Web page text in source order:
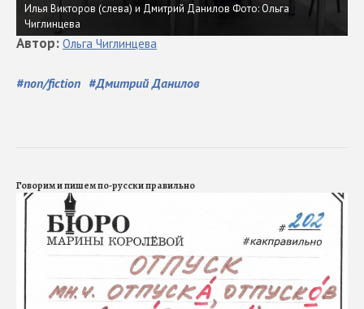
Илья Викторов (слева) и Дмитрий Данилов Фото: Ольга
Чиглинцева
#non/fiction #Дмитрий Данилов
Автор: Ольга Чиглинцева
Говорим и пишем по-русски правильно